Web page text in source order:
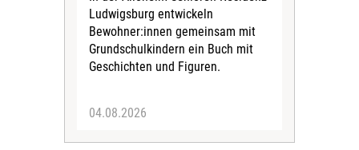
Ludwigsburg entwickeln
Bewohner:innen gemeinsam mit
Grundschulkindern ein Buch mit
Geschichten und Figuren.
04.08.2026